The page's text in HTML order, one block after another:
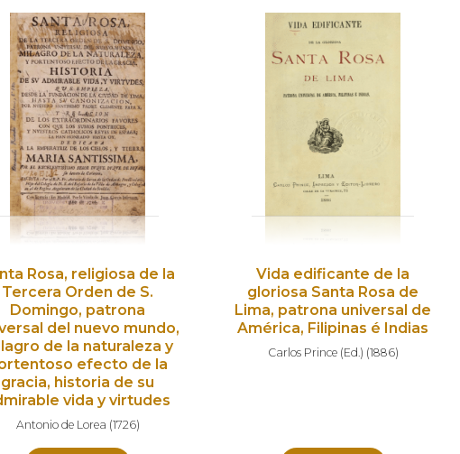
Rosa, religiosa de la
Tercera Orden de S.
Domingo, patrona
del nuevo mundo,
de la naturaleza y
efecto de la
gracia, historia de su
vida y virtudes
Antonio de Lorea (1726)
Vida edificante de la
gloriosa Santa Rosa de
Lima, patrona universal de
América, Filipinas é Indias
Carlos Prince (Ed.) (1886)